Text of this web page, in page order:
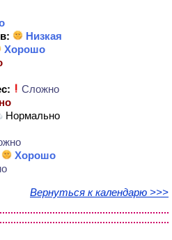
Низкая
Хорошо
Сложно
Нормально
Хорошо
Вернуться к календарю >>>